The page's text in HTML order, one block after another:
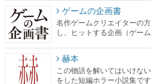
赫本
この物語を解いてはいけな
をした短編ホラー小説集です
新世代に訊く
これからのデジタルゲーム